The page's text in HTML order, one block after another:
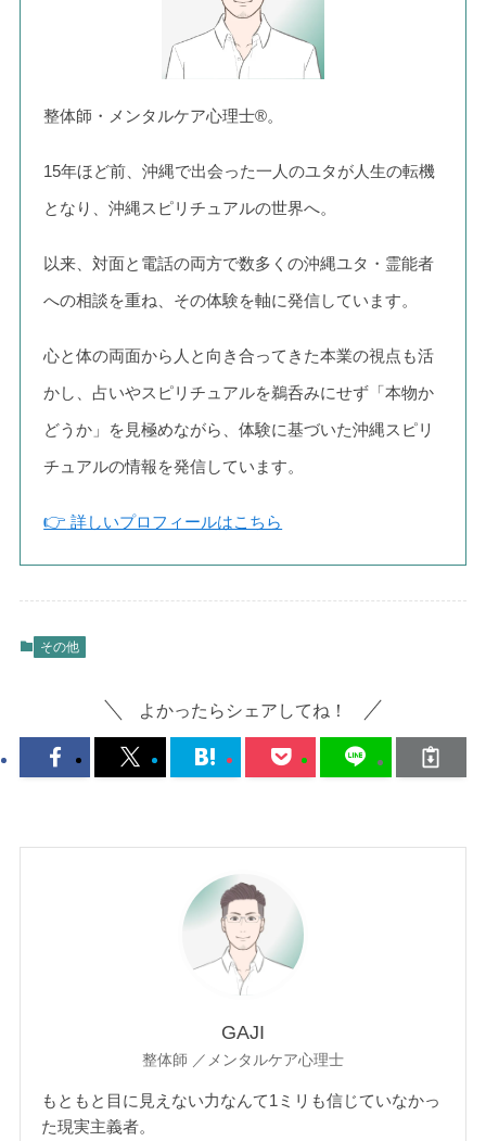
整体師・メンタルケア心理士®。
15年ほど前、沖縄で出会った一人のユタが人生の転機
となり、沖縄スピリチュアルの世界へ。
以来、対面と電話の両方で数多くの沖縄ユタ・霊能者
への相談を重ね、その体験を軸に発信しています。
心と体の両面から人と向き合ってきた本業の視点も活
かし、占いやスピリチュアルを鵜呑みにせず「本物か
どうか」を見極めながら、体験に基づいた沖縄スピリ
チュアルの情報を発信しています。
👉 詳しいプロフィールはこちら
その他
よかったらシェアしてね！
GAJI
整体師 ／メンタルケア心理士
もともと目に見えない力なんて1ミリも信じていなかっ
た現実主義者。